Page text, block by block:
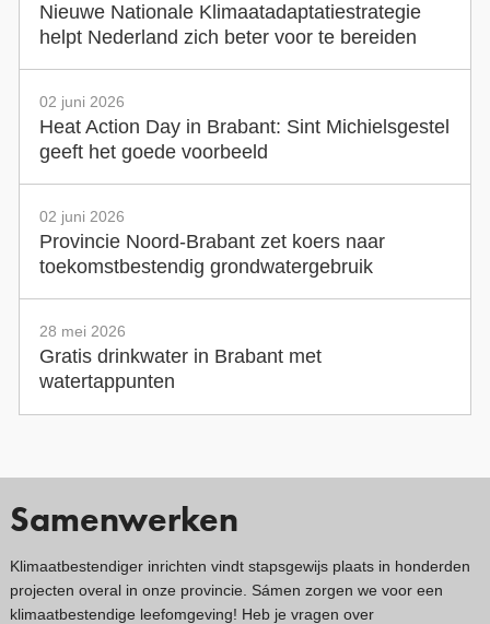
Nieuwe Nationale Klimaatadaptatiestrategie
helpt Nederland zich beter voor te bereiden
02 juni 2026
Heat Action Day in Brabant: Sint Michielsgestel
geeft het goede voorbeeld
02 juni 2026
Provincie Noord-Brabant zet koers naar
toekomstbestendig grondwatergebruik
28 mei 2026
Gratis drinkwater in Brabant met
watertappunten
Samenwerken
Klimaatbestendiger inrichten vindt stapsgewijs plaats in honderden
projecten overal in onze provincie. Sámen zorgen we voor een
klimaatbestendige leefomgeving! Heb je vragen over